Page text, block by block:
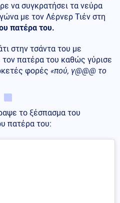
να συγκρατήσει τα νεύρα
με τον Λέρνερ Τιέν στη
πατέρα του.
στην τσάντα του με
πατέρα του καθώς γύρισε
φορές «πού, γ@@@ το
το ξέσπασμα του
πατέρα του: